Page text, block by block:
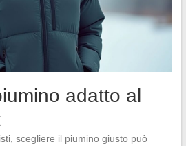
adatto al
scegliere il piumino giusto può